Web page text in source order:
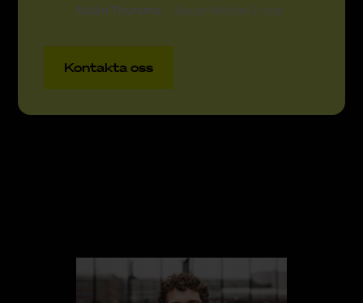
Malin Thyrsmo
Bauer Media Group
Kontakta oss